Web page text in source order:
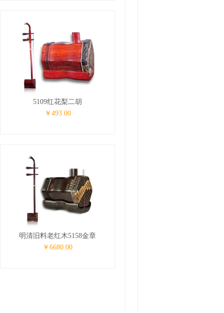
5109红花梨二胡
￥493.00
明清旧料老红木5158金章
￥6680.00